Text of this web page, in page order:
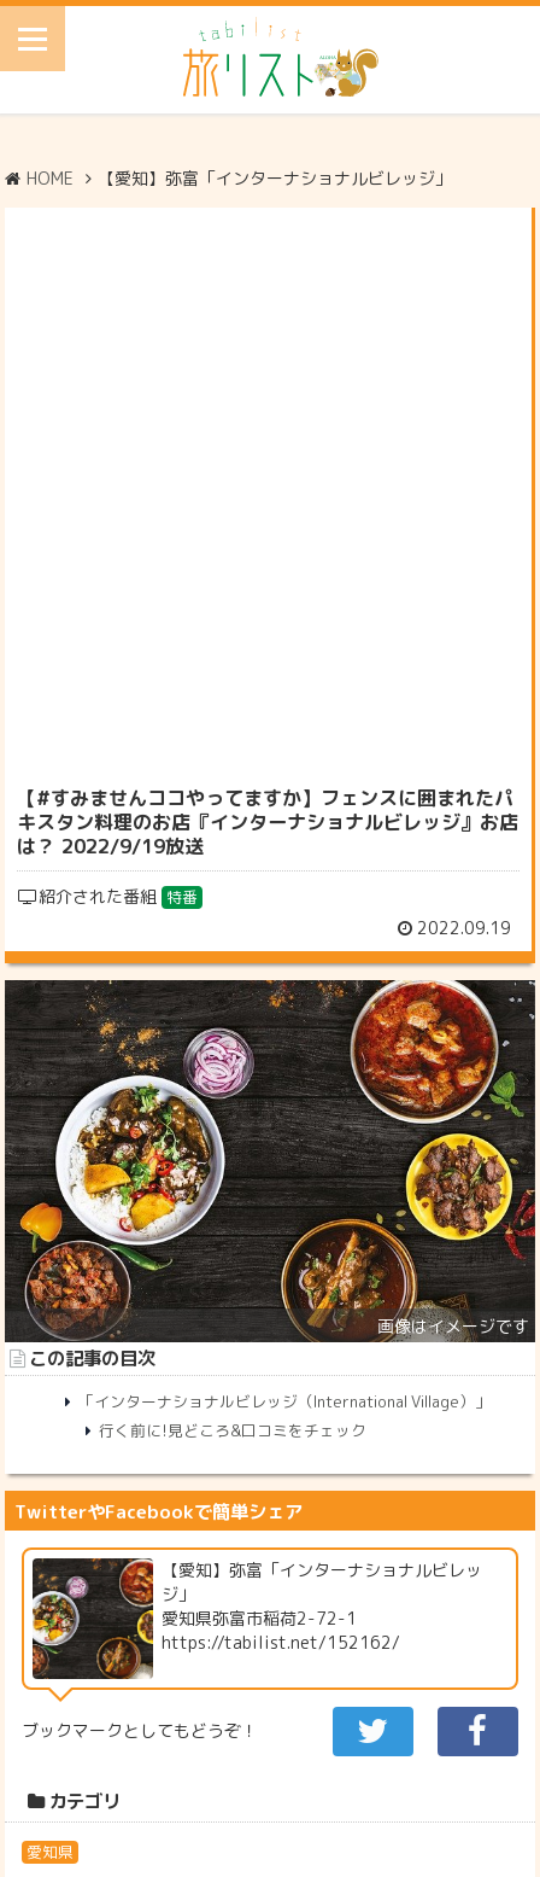
HOME 【愛知】弥富「インターナショナルビレッジ」
【#すみませんココやってますか】フェンスに囲まれたパ
キスタン料理のお店『インターナショナルビレッジ』お店
は？ 2022/9/19放送
紹介された番組 特番
2022.09.19
この記事の目次
「インターナショナルビレッジ（International Village）」
行く前に!見どころ&口コミをチェック
TwitterやFacebookで簡単シェア
【愛知】弥富「インターナショナルビレッ
ジ」
愛知県弥富市稲荷2-72-1
https://tabilist.net/152162/
ブックマークとしてもどうぞ！
カテゴリ
愛知県